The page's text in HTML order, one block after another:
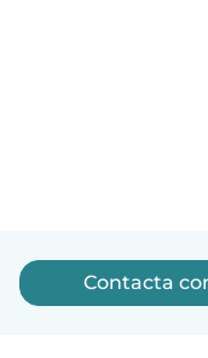
Contacta